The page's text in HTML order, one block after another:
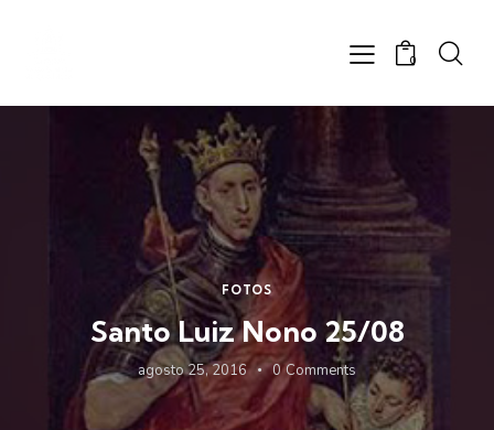
0
FOTOS
Santo Luiz Nono 25/08
agosto 25, 2016 0 Comments